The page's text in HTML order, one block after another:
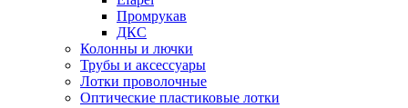
Промрукав
ДКС
Колонны и лючки
Трубы и аксессуары
Лотки проволочные
Оптические пластиковые лотки